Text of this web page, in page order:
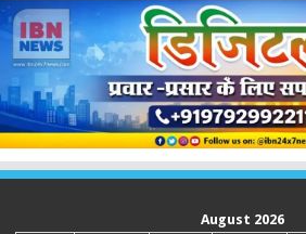
August 2026